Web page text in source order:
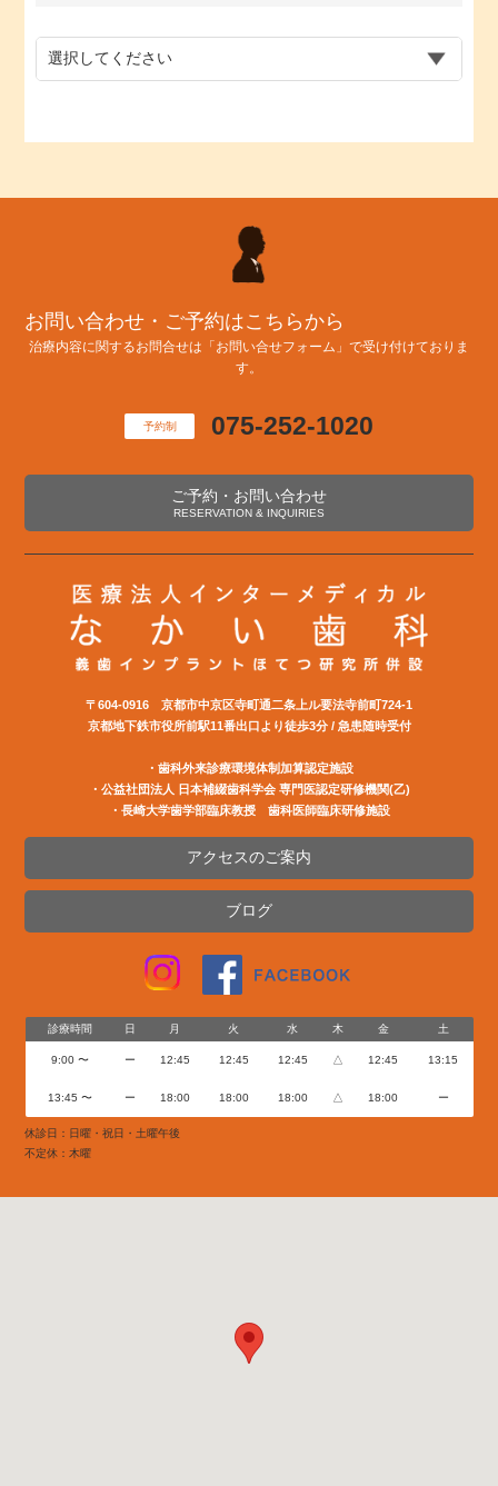
お問い合わせ・ご予約はこちらから
治療内容に関するお問合せは「お問い合せフォーム」で受け付けておりま
す。
予約制 075-252-1020
ご予約・お問い合わせ
RESERVATION & INQUIRIES
〒604-0916 京都市中京区寺町通二条上ル要法寺前町724-1
京都地下鉄市役所前駅11番出口より徒歩3分 / 急患随時受付
・歯科外来診療環境体制加算認定施設
・公益社団法⼈ ⽇本補綴⻭科学会 専⾨医認定研修機関(⼄)
・長崎大学歯学部臨床教授 歯科医師臨床研修施設
アクセスのご案内
ブログ
診療時間 日 月 火 水 木 金 土
9:00 〜 ー 12:45 12:45 12:45 △ 12:45 13:15
13:45 〜 ー 18:00 18:00 18:00 △ 18:00 ー
休診日：日曜・祝日・土曜午後
不定休：木曜